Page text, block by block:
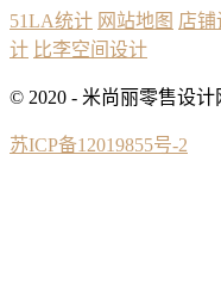
51LA统计 网站地图 店铺
计 比李空间设计
© 2020 - 米尚丽零售设计
苏ICP备12019855号-2